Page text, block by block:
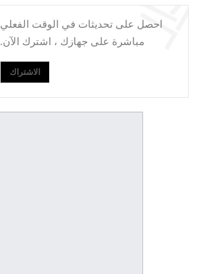
طباعةاحصل على تحديثات في الوقت الفعلي
مباشرة على جهازك ، اشترك الآن.
الاشتراك